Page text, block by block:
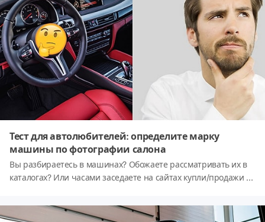
Тест для автолюбителей: определите марку
машины по фотографии салона
Вы разбираетесь в машинах? Обожаете рассматривать их в
каталогах? Или часами заседаете на сайтах купли/продажи в
вопрос вы ответили положительно, ведь вам пригодятся эти
знания, чтобы набрать 9/9 в нашем 'автомобильном'